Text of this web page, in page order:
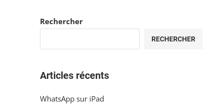
Rechercher
RECHERCHER
Articles récents
WhatsApp sur iPad